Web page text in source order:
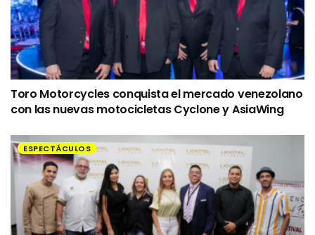
Toro Motorcycles conquista el mercado venezolano
con las nuevas motocicletas Cyclone y AsiaWing
ESPECTÁCULOS